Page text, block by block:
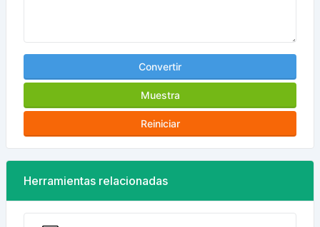
Convertir
Muestra
Reiniciar
Herramientas relacionadas